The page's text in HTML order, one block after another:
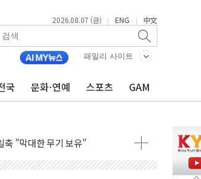
2026.08.07 (금) | ENG | 中文
패밀리 사이트
국 문화·연예 스포츠 GAM
장기 고객 묶는다
'합산 상한' 적용
상승…시장, 美 고용지표 촉각
"막대한 무기 보유"
'외형 확대'